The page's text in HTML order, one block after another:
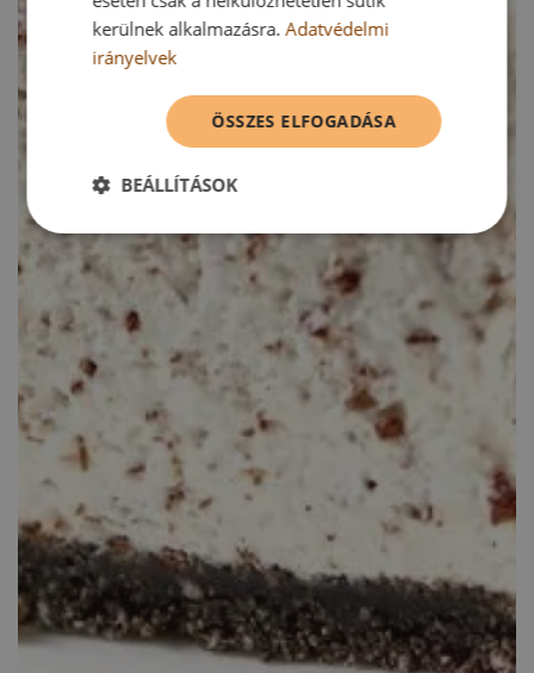
kerülnek alkalmazásra.Adatvédelmi
irányelvek
ÖSSZES ELFOGADÁSA
BEÁLLÍTÁSOK